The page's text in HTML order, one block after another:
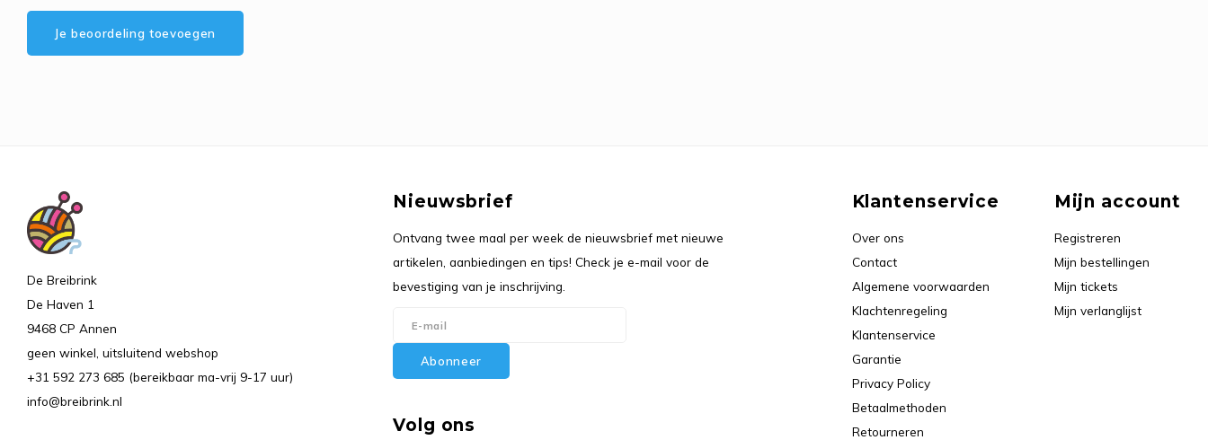
Je beoordeling toevoegen
De Breibrink
De Haven 1
9468 CP Annen
geen winkel, uitsluitend webshop
+31 592 273 685 (bereikbaar ma-vrij 9-17 uur)
info@breibrink.nl
Nieuwsbrief
Ontvang twee maal per week de nieuwsbrief met nieuwe
artikelen, aanbiedingen en tips! Check je e-mail voor de
bevestiging van je inschrijving.
Abonneer
Volg ons
Klantenservice
Over ons
Contact
Algemene voorwaarden
Klachtenregeling
Klantenservice
Garantie
Privacy Policy
Betaalmethoden
Retourneren
Mijn account
Registreren
Mijn bestellingen
Mijn tickets
Mijn verlanglijst